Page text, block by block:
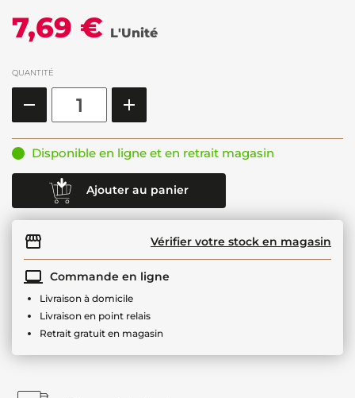
7,69 € L'Unité
QUANTITÉ
Disponible en ligne et en retrait magasin
Ajouter au panier
Vérifier votre stock en magasin
Commande en ligne
Livraison à domicile
Livraison en point relais
Retrait gratuit en magasin